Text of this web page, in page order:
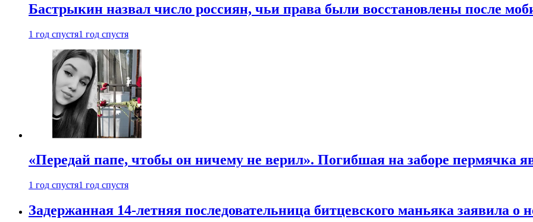
Бастрыкин назвал число россиян, чьи права были восстановлены после
1 год спустя1 год спустя
«Передай папе, чтобы он ничему не верил». Погибшая на заборе пермячка
1 год спустя1 год спустя
Задержанная 14-летняя последовательница битцевского маньяка заявила о